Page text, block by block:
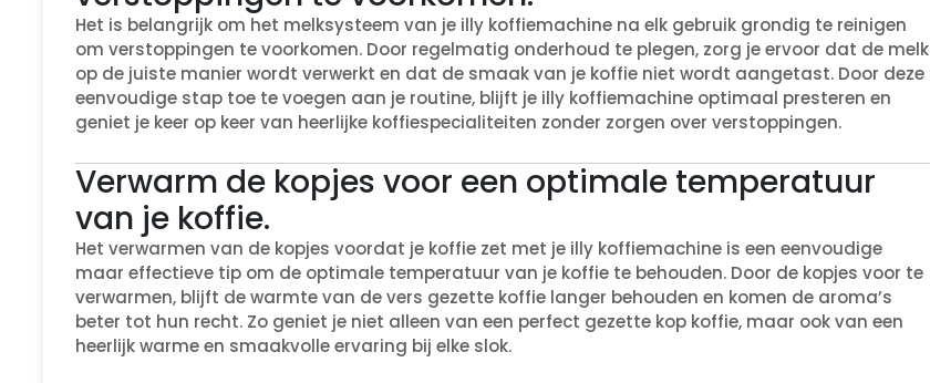
Het is belangrijk om het melksysteem van je illy koffiemachine na elk gebruik grondig te reinigen
om verstoppingen te voorkomen. Door regelmatig onderhoud te plegen, zorg je ervoor dat de melk
op de juiste manier wordt verwerkt en dat de smaak van je koffie niet wordt aangetast. Door deze
eenvoudige stap toe te voegen aan je routine, blijft je illy koffiemachine optimaal presteren en
geniet je keer op keer van heerlijke koffiespecialiteiten zonder zorgen over verstoppingen.
Verwarm de kopjes voor een optimale temperatuur
van je koffie.
Het verwarmen van de kopjes voordat je koffie zet met je illy koffiemachine is een eenvoudige
maar effectieve tip om de optimale temperatuur van je koffie te behouden. Door de kopjes voor te
verwarmen, blijft de warmte van de vers gezette koffie langer behouden en komen de aroma’s
beter tot hun recht. Zo geniet je niet alleen van een perfect gezette kop koffie, maar ook van een
heerlijk warme en smaakvolle ervaring bij elke slok.